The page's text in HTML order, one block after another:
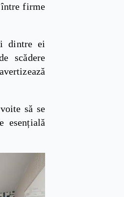
firme
dintre ei
scădere
să se
esențială